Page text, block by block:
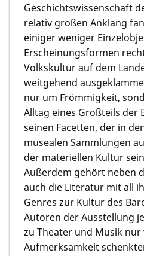
Geschichtswissenschaft
relativ großen Anklang
einiger weniger
Erscheinungsformen
Volkskultur auf dem
weitgehend
nur um Frömmigkeit,
Alltag eines Großteils der
seinen Facetten, der in
musealen Sammlungen
der materiellen Kultur
Außerdem gehört neben
auch die Literatur mit all
Genres zur Kultur des
Autoren der Ausstellung
zu Theater und Musik nur
Aufmerksamkeit